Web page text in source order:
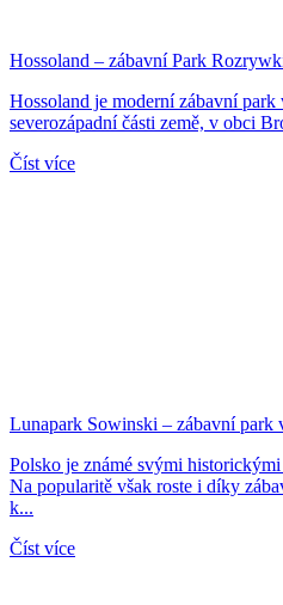
Hossoland – zábavní Park
Hossoland je moderní zábavní
severozápadní části země, v obci
Číst více
Lunapark Sowinski – zábavní park
Polsko je známé svými
Na popularitě však roste i díky
k...
Číst více